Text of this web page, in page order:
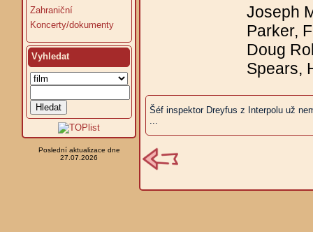
Zahraniční
Koncerty/dokumenty
Vyhledat
Poslední aktualizace dne
27.07.2026
Joseph
Parker,
Doug
Spears,
Šéf inspektor Dreyfus z Interpolu už
...